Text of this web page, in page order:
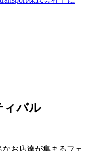
ィバル
お店達が集まるフェ